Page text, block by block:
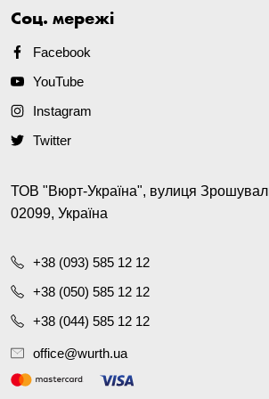
Соц. мережі
Facebook
YouTube
Instagram
Twitter
ТОВ "Вюрт-Україна", вулиця
02099, Україна
+38 (093) 585 12 12
+38 (050) 585 12 12
+38 (044) 585 12 12
office@wurth.ua